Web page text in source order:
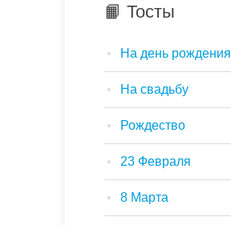
📙 Тосты
На день рождения
На свадьбу
Рождество
23 Февраля
8 Марта